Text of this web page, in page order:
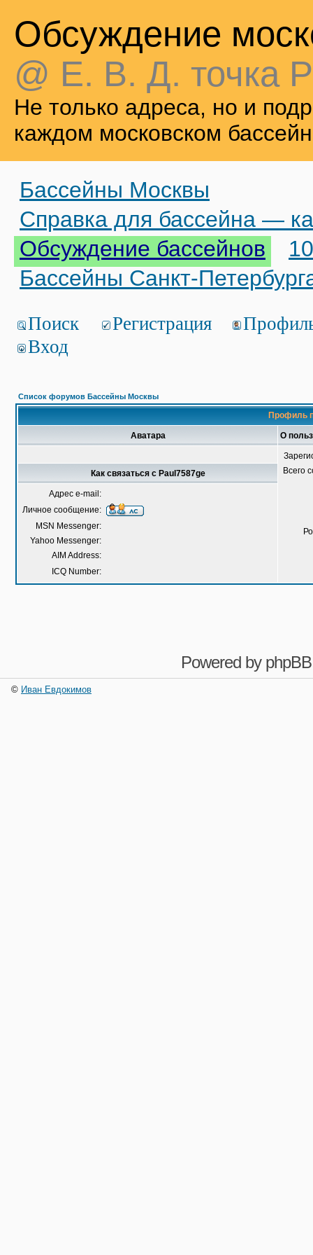
Обсуждение
@ Е. В. Д. точка
Не только адреса, но и
каждом московском
Бассейны Москвы
Справка для бассейна —
Обсуждение бассейнов
Бассейны Санкт-
Поиск Регистрация
Вход
Список форумов Бассейны Москвы
Профиль
Аватара О
Всего
Как связаться с Paul7587ge
Адрес e-mail:
Личное сообщение:
MSN Messenger:
Yahoo Messenger:
AIM Address:
ICQ Number:
Powered by phpBB
© Иван Евдокимов